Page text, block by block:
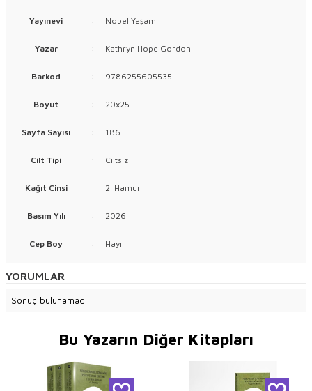
Yayınevi : Nobel Yaşam
Yazar : Kathryn Hope Gordon
Barkod : 9786255605535
Boyut : 20x25
Sayfa Sayısı : 186
Cilt Tipi : Ciltsiz
Kağıt Cinsi : 2. Hamur
Basım Yılı : 2026
Cep Boy : Hayır
YORUMLAR
Sonuç bulunamadı.
Bu Yazarın Diğer Kitapları